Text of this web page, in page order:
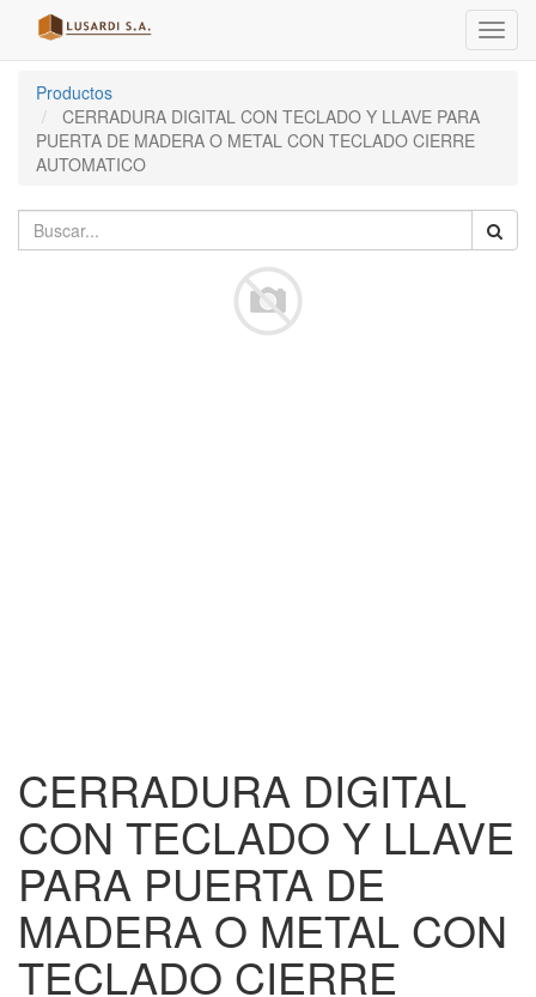
Menú
de
Productos
CERRADURA DIGITAL CON TECLADO Y LLAVE PARA
PUERTA DE MADERA O METAL CON TECLADO CIERRE
AUTOMATICO
CERRADURA DIGITAL
CON TECLADO Y LLAVE
PARA PUERTA DE
MADERA O METAL CON
TECLADO CIERRE